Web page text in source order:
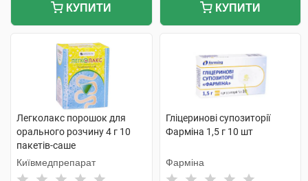
КУПИТИ КУПИТИ
Легколакс порошок для
орального розчину 4 г 10
пакетів-саше
Київмедпрепарат
Гліцеринові супозиторії
Фарміна 1,5 г 10 шт
Фарміна